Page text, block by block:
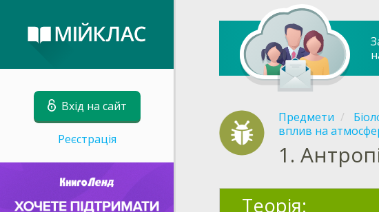
Вхід на сайт
Реєстрація
Предмети
вплив на
1.
Теорія: